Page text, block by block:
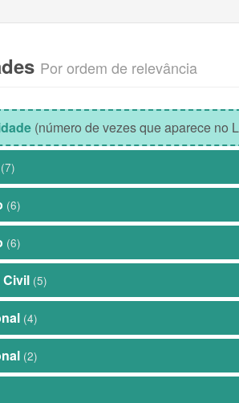
Por ordem de relevância
(número de vezes que aparece no
(7)
(6)
(6)
Civil (5)
(4)
(2)